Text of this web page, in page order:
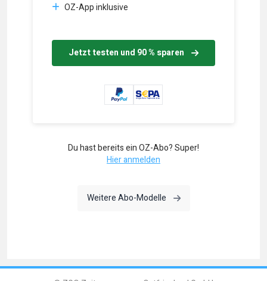
OZ-App inklusive
Jetzt testen und 90 % sparen
Du hast bereits ein OZ-Abo? Super!
Hier anmelden
Weitere Abo-Modelle